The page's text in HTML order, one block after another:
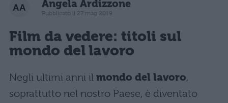
Angela Ardizzone
Pubblicato il 27 mag 2019
Film da vedere: titoli sul
mondo del lavoro
Negli ultimi anni il mondo del lavoro,
soprattutto nel nostro Paese, è diventato